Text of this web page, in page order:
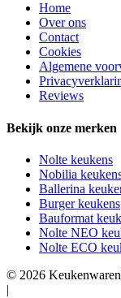
Home
Over ons
Contact
Cookies
Algemene
Reviews
Bekijk onze merken
Nolte keukens
Nobilia
Ballerina
Burger keukens
Bauformat
Nolte NEO
Nolte ECO
© 2026
|